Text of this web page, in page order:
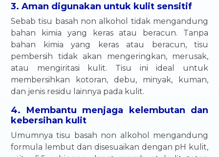
3. Aman digunakan untuk kulit sensitif
Sebab tisu basah non alkohol tidak mengandung
bahan kimia yang keras atau beracun. Tanpa
bahan kimia yang keras atau beracun, tisu
pembersih tidak akan mengeringkan, merusak,
atau mengiritasi kulit. Tisu ini ideal untuk
membersihkan kotoran, debu, minyak, kuman,
dan jenis residu lainnya pada kulit.
4. Membantu menjaga kelembutan dan
kebersihan kulit
Umumnya tisu basah non alkohol mengandung
formula lembut dan disesuaikan dengan pH kulit,